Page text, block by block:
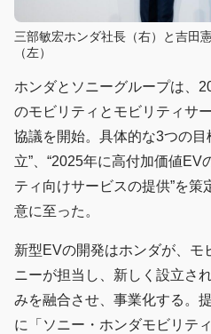
三部敏宏ホンダ社長（右）と吉田
（左）
ホンダとソニーグループは、
のモビリティとモビリティサ
協議を開始。具体的な3つの目
立”、“2025年に高付加価値EV
ティ向けサービスの提供”を
意に至った。
新型EVの開発はホンダが、モ
ニーが担当し、新しく設立さ
みを融合させ、事業化する。
に「ソニー・ホンダモビリテ